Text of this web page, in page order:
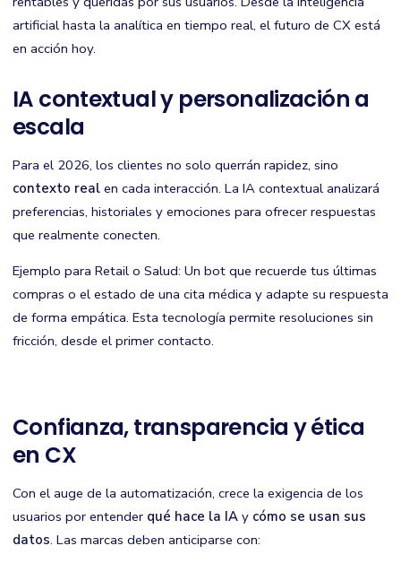
artificial hasta la analítica en tiempo real, el futuro de CX está
en acción hoy.
IA contextual y personalización a
escala
Para el 2026, los clientes no solo querrán rapidez, sino
contexto real en cada interacción. La IA contextual analizará
preferencias, historiales y emociones para ofrecer respuestas
que realmente conecten.
Ejemplo para Retail o Salud: Un bot que recuerde tus últimas
compras o el estado de una cita médica y adapte su respuesta
de forma empática. Esta tecnología permite resoluciones sin
fricción, desde el primer contacto.
Confianza, transparencia y ética
en CX
Con el auge de la automatización, crece la exigencia de los
usuarios por entender qué hace la IA y cómo se usan sus
datos. Las marcas deben anticiparse con: